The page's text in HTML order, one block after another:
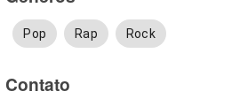
Pop Rap Rock
Contato